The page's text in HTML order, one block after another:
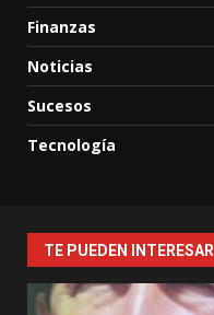
Finanzas
Noticias
Sucesos
Tecnología
TE PUEDEN INTERESAR